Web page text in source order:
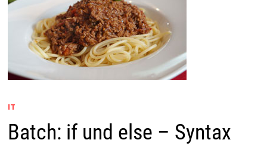
IT
Batch: if und else – Syntax